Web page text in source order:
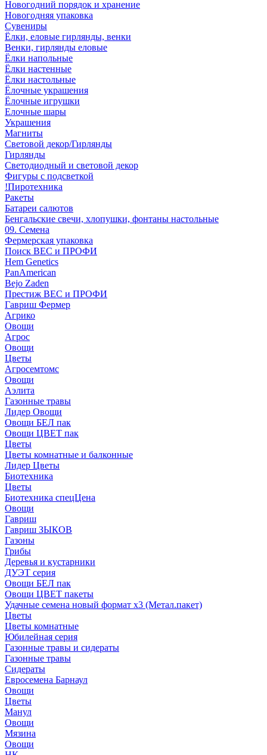
Новогодний порядок и хранение
Новогодняя упаковка
Сувениры
Ёлки, еловые гирлянды, венки
Венки, гирлянды еловые
Ёлки напольные
Ёлки настенные
Ёлки настольные
Ёлочные украшения
Ёлочные игрушки
Елочные шары
Украшения
Магниты
Световой декор/Гирлянды
Гирлянды
Светодиодный и световой декор
Фигуры с подсветкой
!Пиротехника
Ракеты
Батареи салютов
Бенгальские свечи, хлопушки, фонтаны настольные
09. Семена
Фермерская упаковка
Поиск ВЕС и ПРОФИ
Hem Genetics
PanAmerican
Bejo Zaden
Престиж ВЕС и ПРОФИ
Гавриш Фермер
Агрико
Овощи
Агрос
Овощи
Цветы
Агросемтомс
Овощи
Аэлита
Газонные травы
Лидер Овощи
Овощи БЕЛ пак
Овощи ЦВЕТ пак
Цветы
Цветы комнатные и балконные
Лидер Цветы
Биотехника
Цветы
Биотехника спецЦена
Овощи
Гавриш
Гавриш ЗЫКОВ
Газоны
Грибы
Деревья и кустарники
ДУЭТ серия
Овощи БЕЛ пак
Овощи ЦВЕТ пакеты
Удачные семена новый формат х3 (Метал.пакет)
Цветы
Цветы комнатные
Юбилейная серия
Газонные травы и сидераты
Газонные травы
Сидераты
Евросемена Барнаул
Овощи
Цветы
Манул
Овощи
Мязина
Овощи